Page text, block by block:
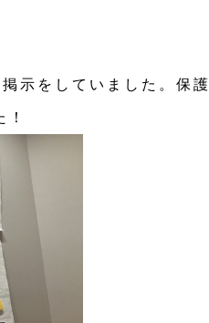
示をしていました。保護